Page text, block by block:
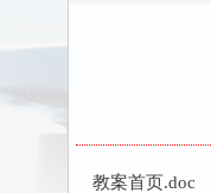
教案首页.doc